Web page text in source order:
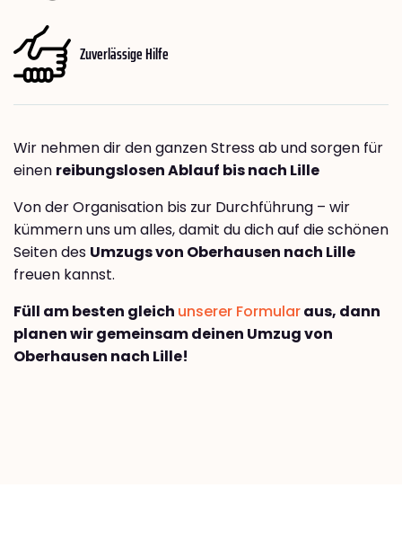
Zuverlässige Hilfe
Wir nehmen dir den ganzen Stress ab und sorgen für
einen reibungslosen Ablauf bis nach Lille
Von der Organisation bis zur Durchführung – wir
kümmern uns um alles, damit du dich auf die schönen
Seiten des Umzugs von Oberhausen nach Lille
freuen kannst.
Füll am besten gleich unserer Formularaus, dann
planen wir gemeinsam deinen Umzug von
Oberhausen nach Lille!